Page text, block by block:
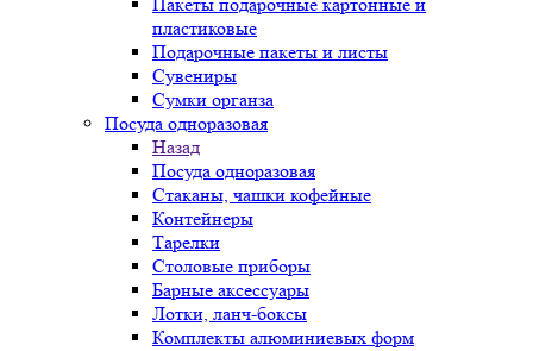
пластиковые
Подарочные пакеты и листы
Сувениры
Сумки органза
Посуда одноразовая
Назад
Посуда одноразовая
Стаканы, чашки кофейные
Контейнеры
Тарелки
Столовые приборы
Барные аксессуары
Лотки, ланч-боксы
Комплекты алюминиевых форм